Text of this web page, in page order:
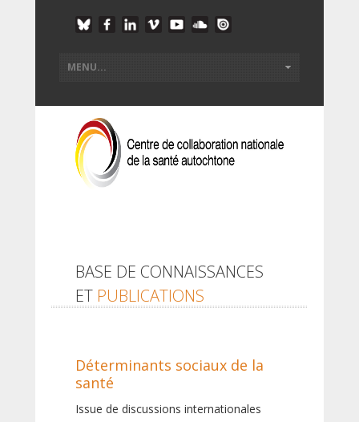
BASE DE CONNAISSANCES
ET PUBLICATIONS
Déterminants sociaux de la
santé
Issue de discussions internationales